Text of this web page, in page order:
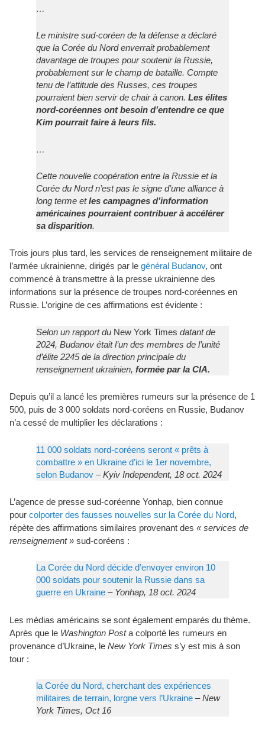
…
Le ministre sud-coréen de la défense a déclaré
que la Corée du Nord enverrait probablement
davantage de troupes pour soutenir la Russie,
probablement sur le champ de bataille. Compte
tenu de l’attitude des Russes, ces troupes
pourraient bien servir de chair à canon. Les élites
nord-coréennes ont besoin d’entendre ce que
Kim pourrait faire à leurs fils.
…
Cette nouvelle coopération entre la Russie et la
Corée du Nord n’est pas le signe d’une alliance à
long terme etles campagnes d’information
américaines pourraient contribuer à accélérer
sa disparition.
Trois jours plus tard, les services de renseignement militaire de
l’armée ukrainienne, dirigés par le général Budanov, ont
commencé à transmettre à la presse ukrainienne des
informations sur la présence de troupes nord-coréennes en
Russie. L’origine de ces affirmations est évidente :
Selon un rapport du New York Times datant de
2024, Budanov était l’un des membres de l’unité
d’élite 2245 de la direction principale du
renseignement ukrainien, formée par la CIA.
Depuis qu’il a lancé les premières rumeurs sur la présence de 1
500, puis de 3 000 soldats nord-coréens en Russie, Budanov
n’a cessé de multiplier les déclarations :
11 000 soldats nord-coréens seront « prêts à
combattre » en Ukraine d’ici le 1er novembre,
selon Budanov – Kyiv Independent, 18 oct. 2024
L’agence de presse sud-coréenne Yonhap, bien connue
pour colporter des fausses nouvelles sur la Corée du Nord,
répète des affirmations similaires provenant des « services de
renseignement » sud-coréens :
La Corée du Nord décide d’envoyer environ 10
000 soldats pour soutenir la Russie dans sa
guerre en Ukraine –Yonhap, 18 oct. 2024
Les médias américains se sont également emparés du thème.
Après que le Washington Posta colporté les rumeurs en
provenance d’Ukraine, le New York Times s’y est mis à son
tour :
la Corée du Nord, cherchant des expériences
militaires de terrain, lorgne vers l’Ukraine – New
York Times, Oct 16